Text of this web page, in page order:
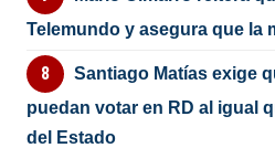
Telemundo y asegura que la
Santiago Matías exige
puedan votar en RD al igual
del Estado